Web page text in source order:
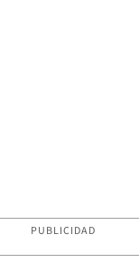
PUBLICIDAD